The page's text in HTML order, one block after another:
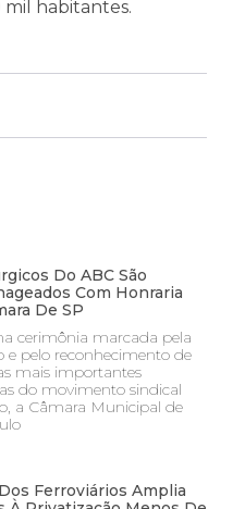
habitantes.
Do ABC São
Com Honraria
De SP
cerimônia marcada pela
e pelo reconhecimento de
mais importantes
do movimento sindical
a Câmara Municipal de
Ferroviários Amplia